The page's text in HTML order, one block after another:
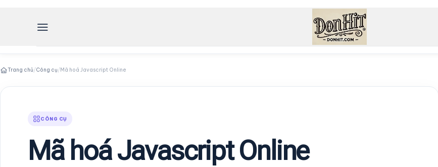
Trang chủ/Công cụ/Mã hoá Javascript Online
CÔNG CỤ
Mã hoá Javascript Online